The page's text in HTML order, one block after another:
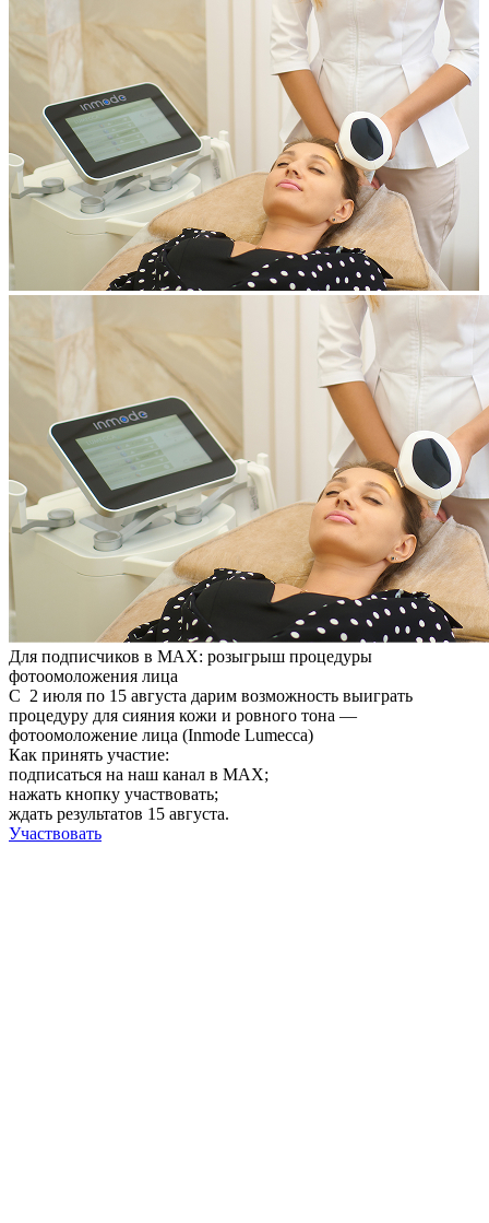
Для подписчиков в MAX: розыгрыш процедуры
фотоомоложения лица
С 2 июля по 15 августа дарим возможность выиграть
процедуру для сияния кожи и ровного тона —
фотоомоложение лица (Inmode Lumecca)
Как принять участие:
подписаться на наш канал в MAX;
нажать кнопку участвовать;
ждать результатов 15 августа.
Участвовать